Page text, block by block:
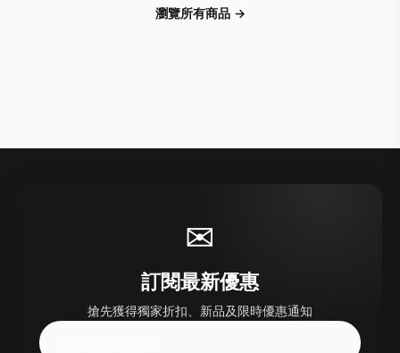
瀏覽所有商品 →
✉
訂閱最新優惠
搶先獲得獨家折扣、新品及限時優惠通知